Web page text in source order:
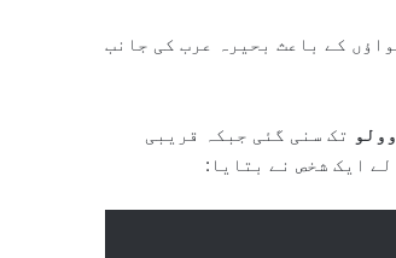
کے باعث بحیرہ عرب کی جانب
تک سنی گئی جبکہ قریبی
ایک شخص نے بتایا: